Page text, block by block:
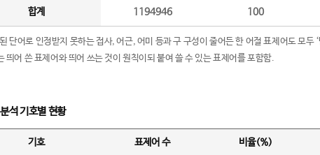
합계 1194946 100
단어로 인정받지 못하는 접사, 어근, 어미 등과 구 구성이 줄어든 한 어절 표제어도 모두
띄어 쓴 표제어와 띄어 쓰는 것이 원칙이되 붙여 쓸 수 있는 표제어를 포함함.
석 기호별 현황
기호 표제어 수 비율(%)